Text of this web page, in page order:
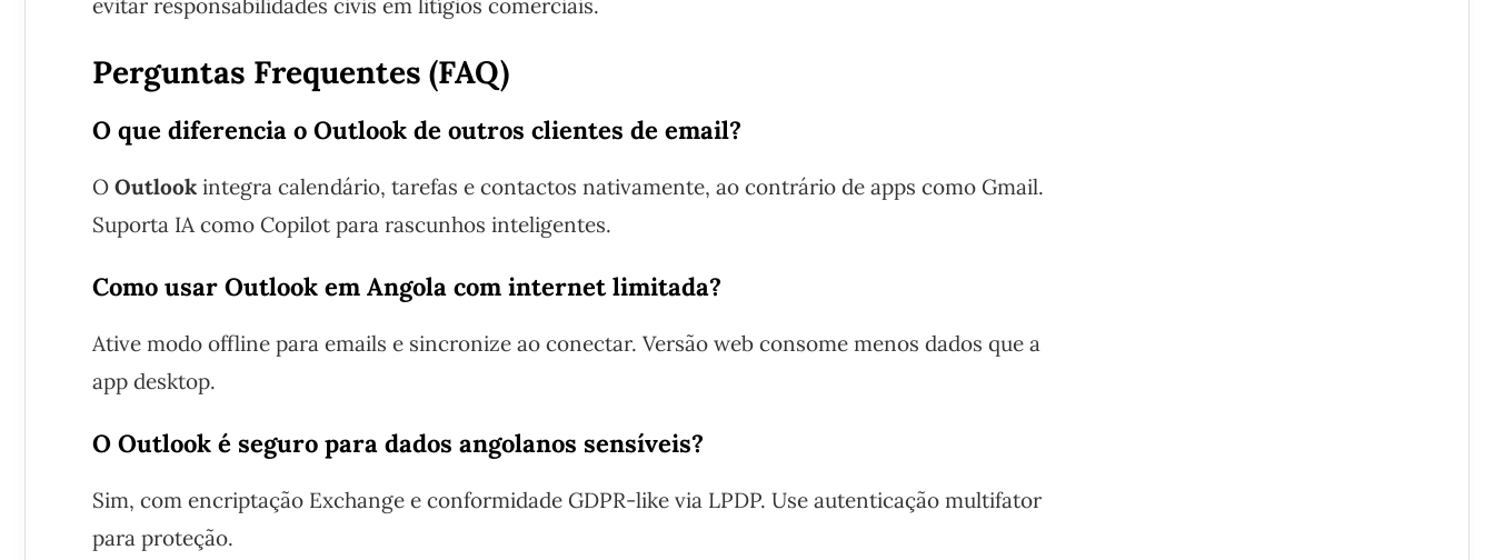
evitar responsabilidades civis em litígios comerciais.
Perguntas Frequentes (FAQ)
O que diferencia o Outlook de outros clientes de email?
O Outlook integra calendário, tarefas e contactos nativamente, ao contrário de apps como Gmail.
Suporta IA como Copilot para rascunhos inteligentes.
Como usar Outlook em Angola com internet limitada?
Ative modo offline para emails e sincronize ao conectar. Versão web consome menos dados que a
app desktop.
O Outlook é seguro para dados angolanos sensíveis?
Sim, com encriptação Exchange e conformidade GDPR-like via LPDP. Use autenticação multifator
para proteção.